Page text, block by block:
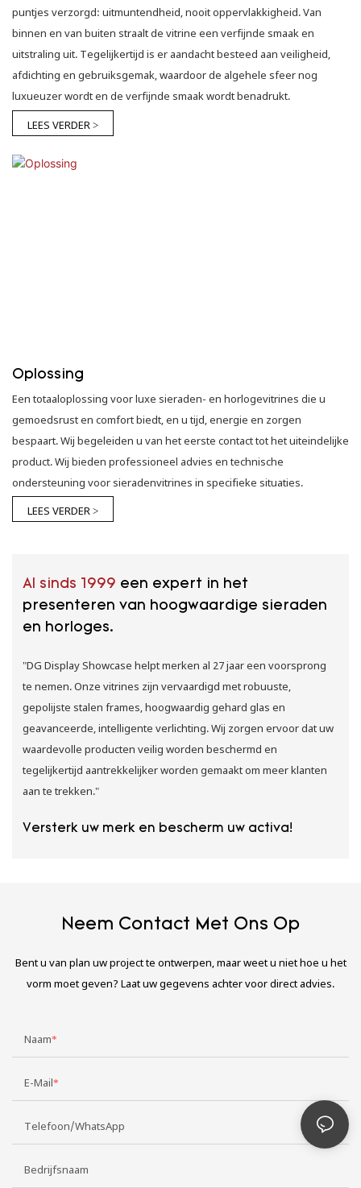
puntjes verzorgd: uitmuntendheid, nooit oppervlakkigheid. Van
binnen en van buiten straalt de vitrine een verfijnde smaak en
uitstraling uit. Tegelijkertijd is er aandacht besteed aan veiligheid,
afdichting en gebruiksgemak, waardoor de algehele sfeer nog
luxueuzer wordt en de verfijnde smaak wordt benadrukt.
LEES VERDER >
Oplossing
Een totaaloplossing voor luxe sieraden- en horlogevitrines die u
gemoedsrust en comfort biedt, en u tijd, energie en zorgen
bespaart. Wij begeleiden u van het eerste contact tot het uiteindelijke
product. Wij bieden professioneel advies en technische
ondersteuning voor sieradenvitrines in specifieke situaties.
LEES VERDER >
Al sinds 1999 een expert in het
presenteren van hoogwaardige sieraden
en horloges.
"DG Display Showcase helpt merken al 27 jaar een voorsprong
te nemen. Onze vitrines zijn vervaardigd met robuuste,
gepolijste stalen frames, hoogwaardig gehard glas en
geavanceerde, intelligente verlichting. Wij zorgen ervoor dat uw
waardevolle producten veilig worden beschermd en
tegelijkertijd aantrekkelijker worden gemaakt om meer klanten
aan te trekken."
Versterk uw merk en bescherm uw activa!
Neem Contact Met Ons Op
Bent u van plan uw project te ontwerpen, maar weet u niet hoe u het
vorm moet geven? Laat uw gegevens achter voor direct advies.
Naam
E-Mail
Telefoon/WhatsApp
Bedrijfsnaam